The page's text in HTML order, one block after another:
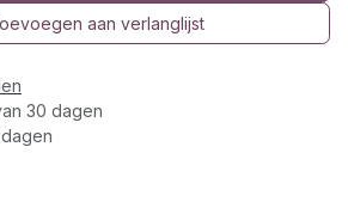
aan verlanglijst
30 dagen